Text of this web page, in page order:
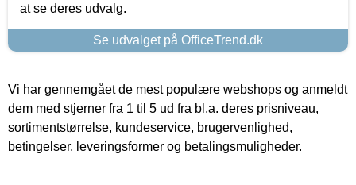
at se deres udvalg.
Se udvalget på OfficeTrend.dk
Vi har gennemgået de mest populære webshops og anmeldt
dem med stjerner fra 1 til 5 ud fra bl.a. deres prisniveau,
sortimentstørrelse, kundeservice, brugervenlighed,
betingelser, leveringsformer og betalingsmuligheder.